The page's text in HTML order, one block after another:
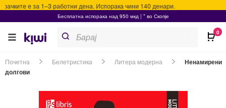
е за 1–3 работни дена. Испорака чини 140 денари.
Бесплатна испорака над 950 мкд | * во Скопје
search
Почетна Белетристика Литера модерна
Ненамирени
долгови
0